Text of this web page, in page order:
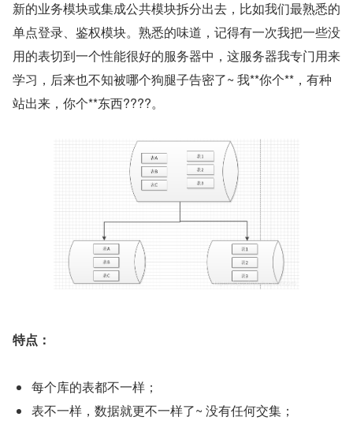
新的业务模块或集成公共模块拆分出去，比如我们最熟悉的
单点登录、鉴权模块。熟悉的味道，记得有一次我把一些没
用的表切到一个性能很好的服务器中，这服务器我专门用来
学习，后来也不知被哪个狗腿子告密了~ 我**你个**，有种
站出来，你个**东西????。
特点：
每个库的表都不一样；
表不一样，数据就更不一样了~ 没有任何交集；